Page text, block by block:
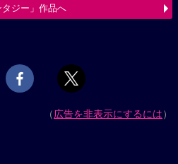
タジー」作品へ
（広告を非表示にするには）